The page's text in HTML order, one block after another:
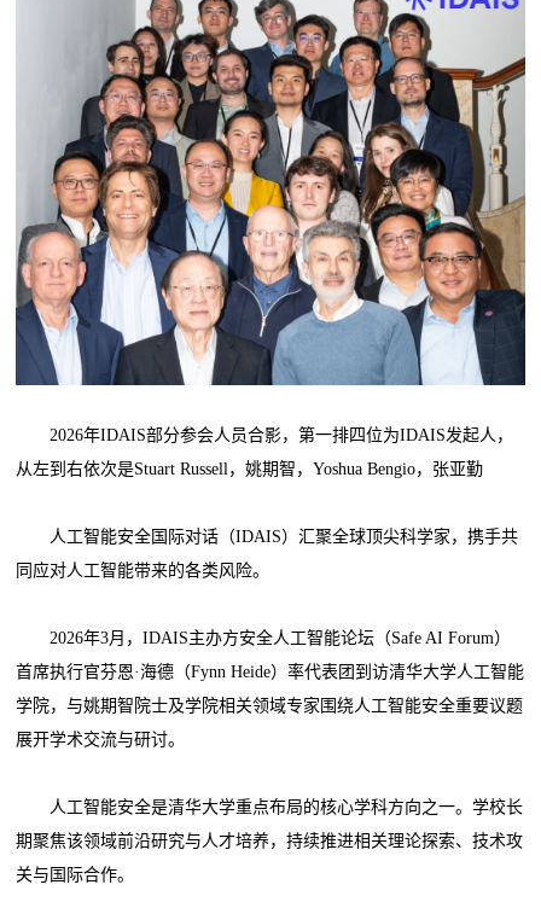
2026年IDAIS部分参会人员合影，第一排四位为IDAIS发起人，
从左到右依次是Stuart Russell，姚期智，Yoshua Bengio，张亚勤
人工智能安全国际对话（IDAIS）汇聚全球顶尖科学家，携手共
同应对人工智能带来的各类风险。
2026年3月，IDAIS主办方安全人工智能论坛（Safe AI Forum）
首席执行官芬恩·海德（Fynn Heide）率代表团到访清华大学人工智能
学院，与姚期智院士及学院相关领域专家围绕人工智能安全重要议题
展开学术交流与研讨。
人工智能安全是清华大学重点布局的核心学科方向之一。学校长
期聚焦该领域前沿研究与人才培养，持续推进相关理论探索、技术攻
关与国际合作。